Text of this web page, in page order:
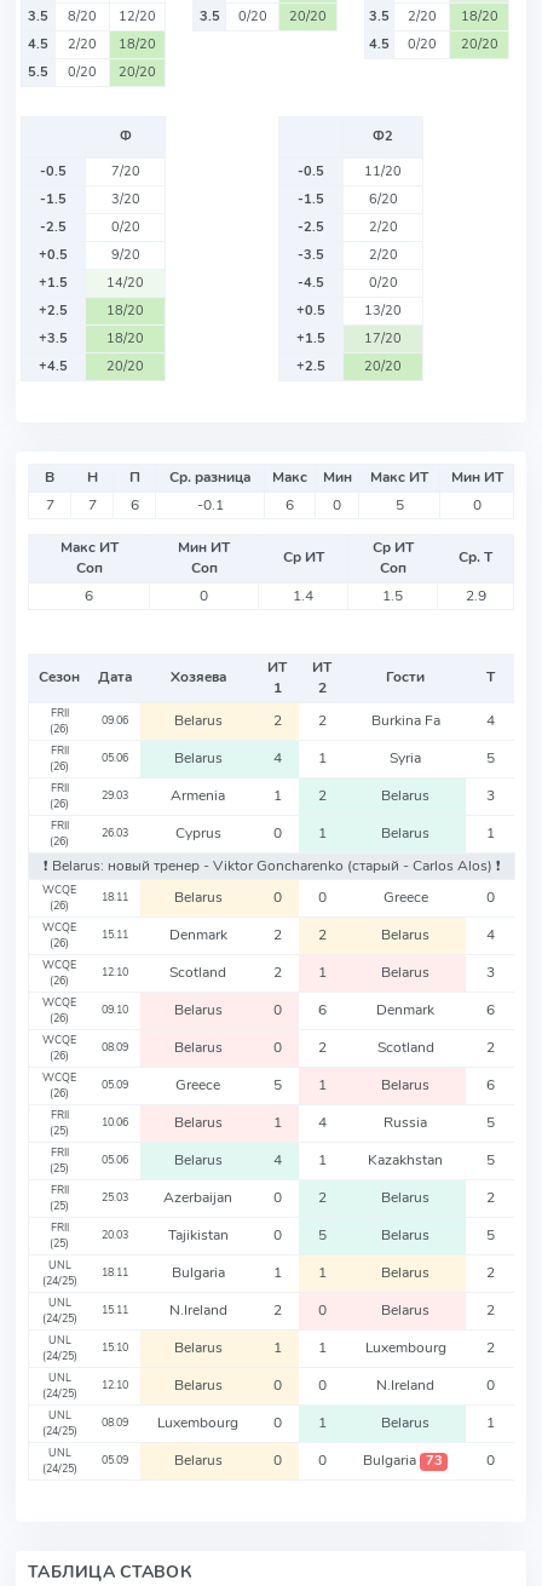
3.5
8/20
12/20
4.5
2/20
18/20
5.5
0/20 20/20
3.5
0/20 20/20
3.5
2/20
18/20
4.5
0/20 20/20
Ф
-0.5
7/20
-1.5
3/20
-2.5
0/20
+0.5
9/20
+1.5
14/20
+2.5
18/20
+3.5
18/20
+4.5
20/20
Ф2
-0.5
11/20
-1.5
6/20
-2.5
2/20
-3.5
2/20
-4.5
0/20
+0.5
13/20
+1.5
17/20
+2.5
20/20
В Н П Ср. разница Макс Мин Макс ИТ
Мин ИТ
7
7 6 -0.1 6 0 5 0
Макс ИТ
Соп
Мин ИТ
Соп
Ср ИТ
Ср ИТ
Соп
Ср. Т
6
0 1.4 1.5 2.9
Сезон Дата Хозяева
ИТ
1
ИТ
2
Гости Т
FRII
(26)
09.06 Belarus 2 2 Burkina Fa 4
FRII
(26)
05.06 Belarus 4 1 Syria 5
FRII
(26)
29.03 Armenia 1 2 Belarus 3
FRII
(26)
26.03 Cyprus 0 1 Belarus
1
❗️ Belarus: новый тренер - Viktor Goncharenko (старый - Carlos Alos) ❗️
WCQE
(26)
18.11 Belarus 0 0 Greece 0
WCQE
(26)
15.11 Denmark 2 2 Belarus 4
WCQE
(26)
12.10 Scotland 2 1 Belarus 3
WCQE
(26)
09.10 Belarus 0 6 Denmark 6
WCQE
(26)
08.09 Belarus 0 2 Scotland 2
WCQE
(26)
05.09 Greece 5 1 Belarus 6
FRII
(25)
10.06 Belarus 1 4 Russia 5
FRII
(25)
05.06 Belarus 4 1 Kazakhstan 5
FRII
(25)
25.03 Azerbaijan 0 2 Belarus 2
FRII
(25)
20.03 Tajikistan 0 5 Belarus 5
UNL
(24/25)
18.11 Bulgaria 1 1 Belarus 2
UNL
(24/25)
15.11 N.Ireland 2 0 Belarus 2
UNL
(24/25)
15.10 Belarus 1 1 Luxembourg 2
UNL
(24/25)
12.10 Belarus 0 0 N.Ireland 0
UNL
(24/25)
08.09 Luxembourg 0 1 Belarus 1
UNL
(24/25)
05.09 Belarus 0 0 Bulgaria 73 0
ТАБЛИЦА СТАВОК